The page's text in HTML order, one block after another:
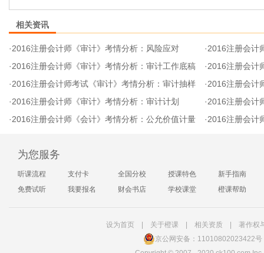
相关资讯
·2016注册会计师《审计》考情分析：风险应对 ·2016注册会计
·2016注册会计师《审计》考情分析：审计工作底稿 ·2016注册会计师
·2016注册会计师考试《审计》考情分析：审计抽样 ·2016注册会计
·2016注册会计师《审计》考情分析：审计计划 ·2016注册会计
·2016注册会计师《会计》考情分析：公允价值计量 ·2016注册会计
为您服务
听课流程 支付卡 全国分校 授课特色
新手指南
免费试听
我要报名 财会书店 学校课堂 橙课帮助
设为首页| 关于橙课| 相关资质
著作权
京公网安备：11010802023422号